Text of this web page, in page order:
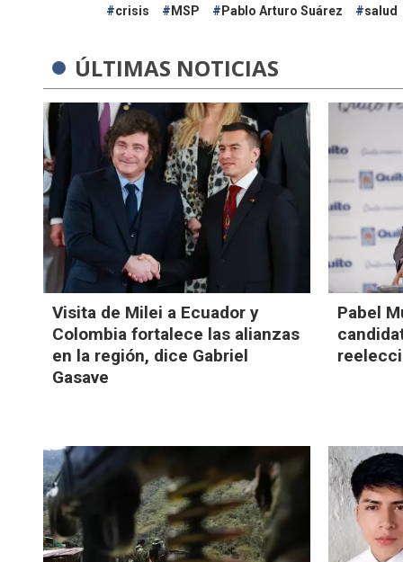
crisis MSP Pablo Arturo Suárez salud
ÚLTIMAS NOTICIAS
Visita de Milei a Ecuador y
Colombia fortalece las alianzas
en la región, dice Gabriel
Gasave
Pabel